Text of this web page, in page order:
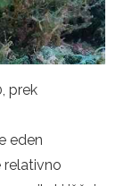
prek
eden
relativno